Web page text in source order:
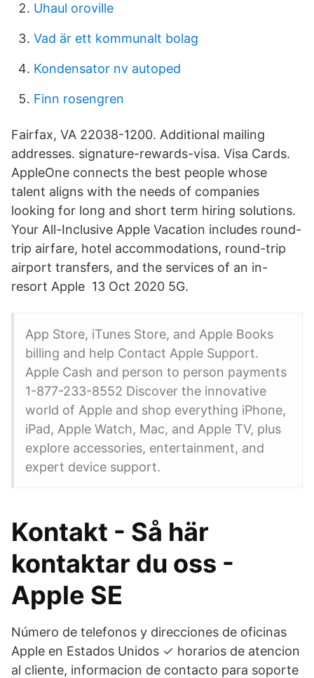
Uhaul oroville
Vad är ett kommunalt bolag
Kondensator nv autoped
Finn rosengren
Fairfax, VA 22038-1200. Additional mailing
addresses. signature-rewards-visa. Visa Cards.
AppleOne connects the best people whose
talent aligns with the needs of companies
looking for long and short term hiring solutions.
Your All-Inclusive Apple Vacation includes round-
trip airfare, hotel accommodations, round-trip
airport transfers, and the services of an in-
resort Apple 13 Oct 2020 5G.
App Store, iTunes Store, and Apple Books
billing and help Contact Apple Support.
Apple Cash and person to person payments
1-877-233-8552 Discover the innovative
world of Apple and shop everything iPhone,
iPad, Apple Watch, Mac, and Apple TV, plus
explore accessories, entertainment, and
expert device support.
Kontakt - Så här
kontaktar du oss -
Apple SE
Número de telefonos y direcciones de oficinas
Apple en Estados Unidos ✓ horarios de atencion
al cliente, informacion de contacto para soporte